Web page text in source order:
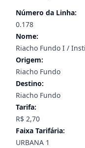
Número da Linha:
0.178
Nome:
Riacho Fundo I /
Origem:
Riacho Fundo
Destino:
Riacho Fundo
Tarifa:
R$ 2,70
Faixa Tarifária:
URBANA 1